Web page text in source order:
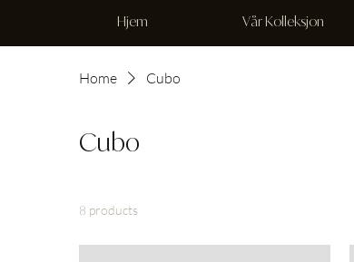
Hjem Vår Kolleksjon
Home Cubo
Cubo
8 products